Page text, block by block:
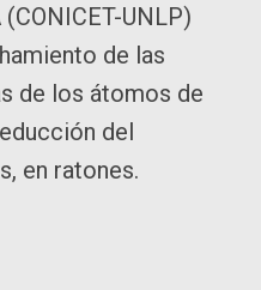
UNLP)
de las
de los átomos de
del
en ratones.